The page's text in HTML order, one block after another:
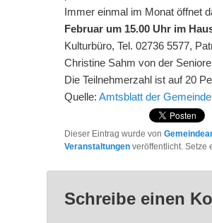
Immer einmal im Monat öffnet
Februar um 15.00 Uhr im
Kulturbüro, Tel. 02736 5577,
Christine Sahm von der
Die Teilnehmerzahl ist auf 20
Quelle:Amtsblatt der
Dieser Eintrag wurde von
Veranstaltungen veröffentlicht. Setze
Schreibe einen